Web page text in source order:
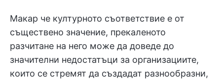
Макар че културното съответствие е от
съществено значение, прекаленото
разчитане на него може да доведе до
значителни недостатъци за организациите,
които се стремят да създадат разнообразни,